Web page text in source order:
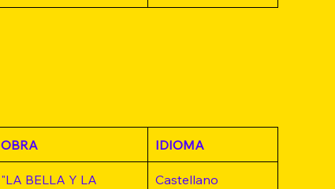
OBRA IDIOMA
"LA BELLA Y LA
Castellano